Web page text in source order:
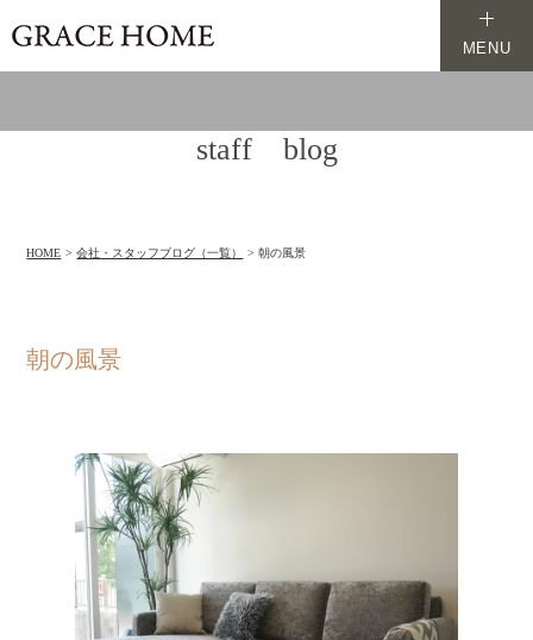
MENU
staff blog
HOME 会社・スタッフブログ（一覧） 朝の風景
朝の風景